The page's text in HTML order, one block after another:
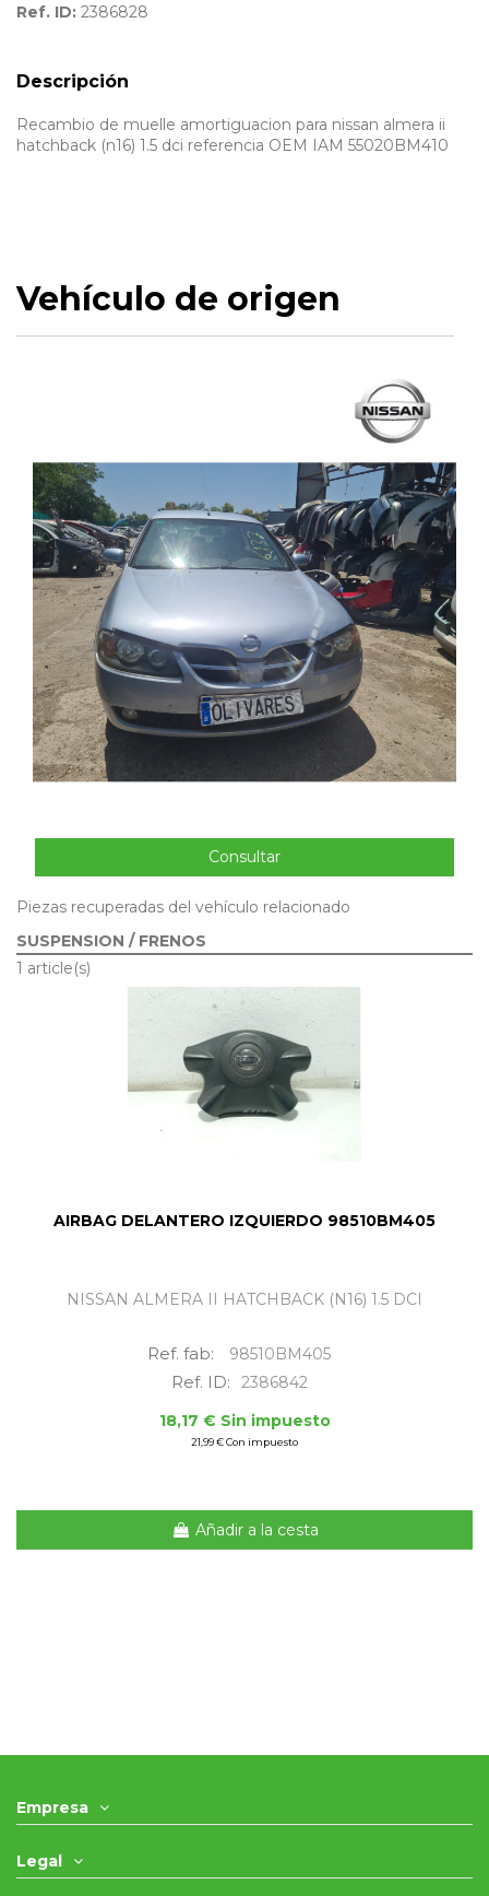
Ref. ID: 2386828
Descripción
Recambio de muelle amortiguacion para nissan almera ii
hatchback (n16) 1.5 dci referencia OEM IAM 55020BM410
Vehículo de origen
Consultar
Piezas recuperadas del vehículo relacionado
SUSPENSION / FRENOS
1 article(s)
AIRBAG DELANTERO IZQUIERDO 98510BM405
NISSAN ALMERA II HATCHBACK (N16) 1.5 DCI
Ref. fab: 98510BM405
Ref. ID:
2386842
18,17 € Sin impuesto
21,99 € Con impuesto
Añadir a la cesta
Empresa
Legal